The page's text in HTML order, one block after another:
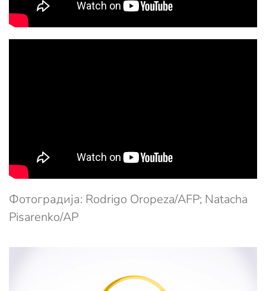
Фотоградија: Rodrigo Oropeza/AFP; Natacha
Pisarenko/AP